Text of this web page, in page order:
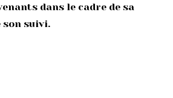
dans le cadre de sa
suivi.